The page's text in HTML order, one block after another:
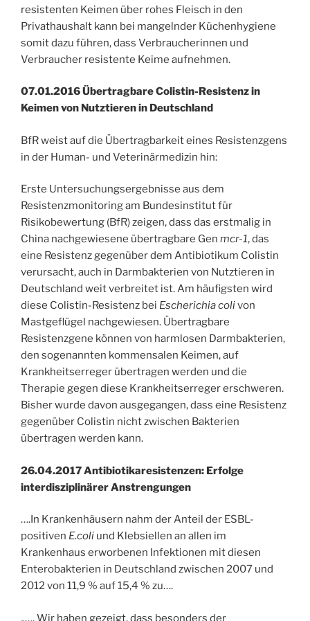
resistenten Keimen über rohes Fleisch in den
Privathaushalt kann bei mangelnder Küchenhygiene
somit dazu führen, dass Verbraucherinnen und
Verbraucher resistente Keime aufnehmen.
07.01.2016 Übertragbare Colistin-Resistenz in
Keimen von Nutztieren in Deutschland
BfR weist auf die Übertragbarkeit eines Resistenzgens
in der Human- und Veterinärmedizin hin:
Erste Untersuchungsergebnisse aus dem
Resistenzmonitoring am Bundesinstitut für
Risikobewertung (BfR) zeigen, dass das erstmalig in
China nachgewiesene übertragbare Gen mcr-1, das
eine Resistenz gegenüber dem Antibiotikum Colistin
verursacht, auch in Darmbakterien von Nutztieren in
Deutschland weit verbreitet ist. Am häufigsten wird
diese Colistin-Resistenz bei Escherichia colivon
Mastgeflügel nachgewiesen. Übertragbare
Resistenzgene können von harmlosen Darmbakterien,
den sogenannten kommensalen Keimen, auf
Krankheitserreger übertragen werden und die
Therapie gegen diese Krankheitserreger erschweren.
Bisher wurde davon ausgegangen, dass eine Resistenz
gegenüber Colistin nicht zwischen Bakterien
übertragen werden kann.
26.04.2017 Antibiotikaresistenzen: Erfolge
interdisziplinärer Anstrengungen
….In Krankenhäusern nahm der Anteil der ESBL-
positiven E.coli und Klebsiellen an allen im
Krankenhaus erworbenen Infektionen mit diesen
Enterobakterien in Deutschland zwischen 2007 und
2012 von 11,9 % auf 15,4 % zu….
„…. Wir haben gezeigt, dass besonders der